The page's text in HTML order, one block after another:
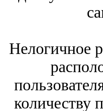
Нелогичное
количеству